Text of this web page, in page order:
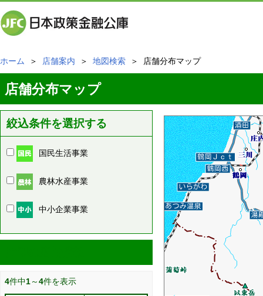
ホーム ＞ 店舗案内 ＞ 地図検索 ＞ 店舗分布マップ
店舗分布マップ
絞込条件を選択する
国民生活事業
農林水産事業
中小企業事業
4件中1～4件を表示